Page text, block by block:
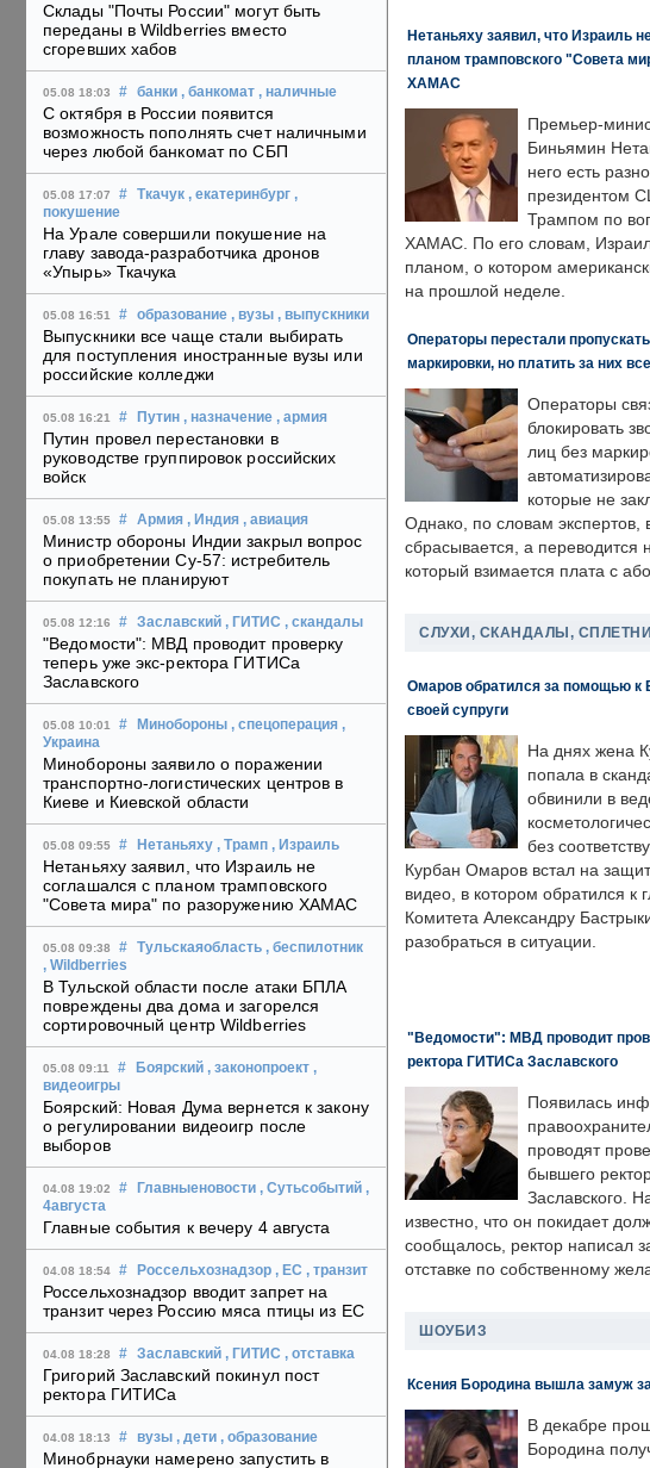
Склады "Почты России" могут быть
переданы в Wildberries вместо
сгоревших хабов
05.08 18:03 # банки , банкомат , наличные
С октября в России появится
возможность пополнять счет наличными
через любой банкомат по СБП
05.08 17:07 # Ткачук , екатеринбург ,
покушение
На Урале совершили покушение на
главу завода-разработчика дронов
«Упырь» Ткачука
05.08 16:51 # образование , вузы , выпускники
Выпускники все чаще стали выбирать
для поступления иностранные вузы или
российские колледжи
05.08 16:21 # Путин , назначение , армия
Путин провел перестановки в
руководстве группировок российских
войск
05.08 13:55 # Армия , Индия , авиация
Министр обороны Индии закрыл вопрос
о приобретении Су-57: истребитель
покупать не планируют
05.08 12:16 # Заславский , ГИТИС , скандалы
"Ведомости": МВД проводит проверку
теперь уже экс-ректора ГИТИСа
Заславского
05.08 10:01 # Минобороны , спецоперация ,
Украина
Минобороны заявило о поражении
транспортно-логистических центров в
Киеве и Киевской области
05.08 09:55 # Нетаньяху , Трамп , Израиль
Нетаньяху заявил, что Израиль не
соглашался с планом трамповского
"Совета мира" по разоружению ХАМАС
05.08 09:38 # Тульскаяобласть , беспилотник
, Wildberries
В Тульской области после атаки БПЛА
повреждены два дома и загорелся
сортировочный центр Wildberries
05.08 09:11 # Боярский , законопроект ,
видеоигры
Боярский: Новая Дума вернется к закону
о регулировании видеоигр после
выборов
04.08 19:02 # Главныеновости , Сутьсобытий ,
4августа
Главные события к вечеру 4 августа
04.08 18:54 # Россельхознадзор , ЕС , транзит
Россельхознадзор вводит запрет на
транзит через Россию мяса птицы из ЕС
04.08 18:28 # Заславский , ГИТИС , отставка
Григорий Заславский покинул пост
ректора ГИТИСа
04.08 18:13 # вузы , дети , образование
Минобрнауки намерено запустить в
Нетаньяху заявил, что Израиль
планом трамповского "Совета
ХАМАС
Премьер-
Биньямин
него есть
президентом
Трампом по
ХАМАС. По его словам,
планом, о котором
на прошлой неделе.
Операторы перестали
маркировки, но платить за них
Операторы
блокировать
лиц без
которые не
Однако, по словам экспертов,
сбрасывается, а переводится
который взимается плата с
СЛУХИ, СКАНДАЛЫ, СПЛЕТНИ
Омаров обратился за помощью к
своей супруги
На днях жена
попала в
обвинили в
без
Курбан Омаров встал на
видео, в котором обратился к
Комитета Александру
разобраться в ситуации.
"Ведомости": МВД проводит
ректора ГИТИСа Заславского
Появилась
проводят
бывшего
Заславского.
известно, что он покидает
сообщалось, ректор написал
отставке по собственному
ШОУБИЗ
Ксения Бородина вышла замуж
В декабре
Бородина